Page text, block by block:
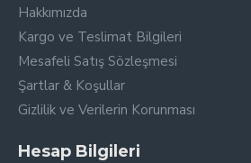
Hakkımızda
Kargo ve Teslimat Bilgileri
Mesafeli Satış Sözleşmesi
Şartlar & Koşullar
Gizlilik ve Verilerin Korunması
Hesap Bilgileri